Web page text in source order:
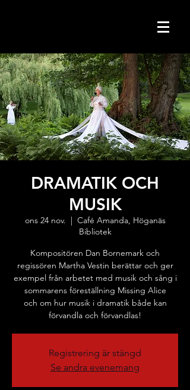
DRAMATIK OCH
MUSIK
ons 24 nov.
  |
Café Amanda, Höganäs
Bibliotek
Kompositören Dan Bornemark och
regissören Martha Vestin berättar och ger
exempel från arbetet med musik och sång i
sommarens föreställning Missing Alice
och om hur musik i dramatik både kan
förvandla och förvandlas!
Registrering är stängd
Se andra evenemang